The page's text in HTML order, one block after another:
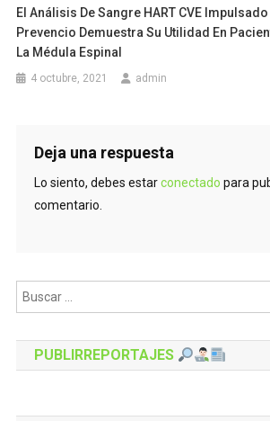
El Análisis De Sangre HART CVE
Prevencio Demuestra Su Utilidad En
La Médula Espinal
4 octubre, 2021 admin
Deja una respuesta
Lo siento, debes estarconectado para
comentario.
PUBLIRREPORTAJES